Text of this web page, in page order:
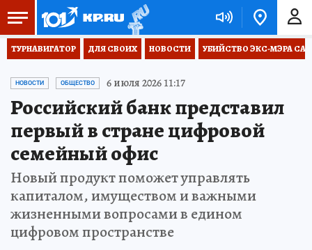
ТУРНАВИГАТОР ДЛЯ СВОИХ НОВОСТИ УБИЙСТВО ЭКС-МЭРА
НОВОСТИ ОБЩЕСТВО 6 июля 2026 11:17
Российский банк представил
первый в стране цифровой
семейный офис
Новый продукт поможет управлять
капиталом, имуществом и важными
жизненными вопросами в едином
цифровом пространстве